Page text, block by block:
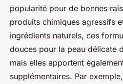
popularité pour de bonnes
produits chimiques agressifs
ingrédients naturels, ces
douces pour la peau délicate
mais elles apportent
supplémentaires. Par